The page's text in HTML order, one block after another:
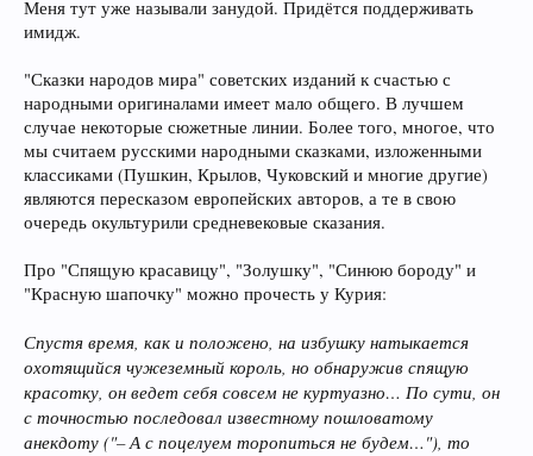
Меня тут уже называли занудой. Придётся поддерживать
имидж.
"Сказки народов мира" советских изданий к счастью с
народными оригиналами имеет мало общего. В лучшем
случае некоторые сюжетные линии. Более того, многое, что
мы считаем русскими народными сказками, изложенными
классиками (Пушкин, Крылов, Чуковский и многие другие)
являются пересказом европейских авторов, а те в свою
очередь окультурили средневековые сказания.
Про "Спящую красавицу", "Золушку", "Синюю бороду" и
"Красную шапочку" можно прочесть у Курия:
Спустя время, как и положено, на избушку натыкается
охотящийся чужеземный король, но обнаружив спящую
красотку, он ведет себя совсем не куртуазно… По сути, он
с точностью последовал известному пошловатому
анекдоту ("– А с поцелуем торопиться не будем…"), то